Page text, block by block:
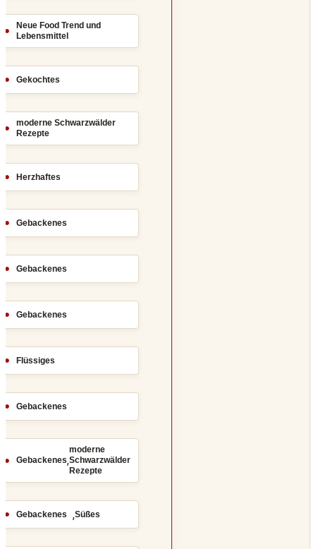
Neue Food Trend und
Lebensmittel
Gekochtes
moderne Schwarzwälder
Rezepte
Herzhaftes
Gebackenes
Gebackenes
Gebackenes
Flüssiges
Gebackenes
Gebackenes,
moderne
Schwarzwälder
Rezepte
Gebackenes ,Süßes